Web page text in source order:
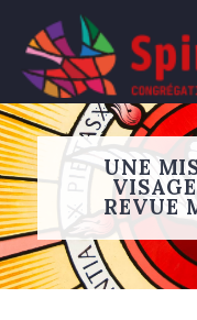
UNE
REVUE